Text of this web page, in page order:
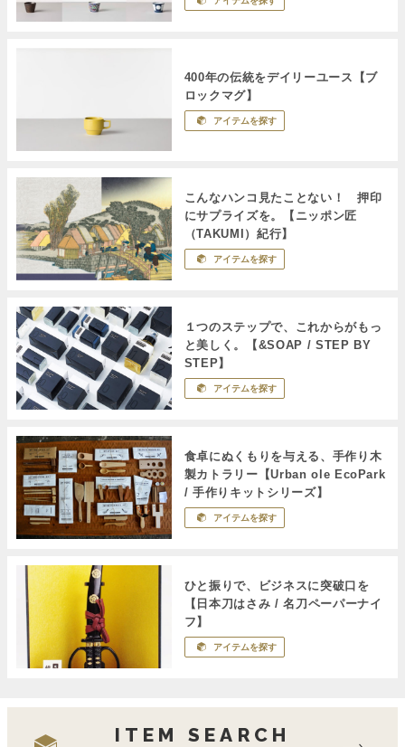
400年の伝統をデイリーユース【ブ
ロックマグ】
アイテムを探す
こんなハンコ見たことない！ 押印
にサプライズを。【ニッポン匠
（TAKUMI）紀行】
アイテムを探す
１つのステップで、これからがもっ
と美しく。【&SOAP / STEP BY
STEP】
アイテムを探す
食卓にぬくもりを与える、手作り木
製カトラリー【Urban ole EcoPark
/ 手作りキットシリーズ】
アイテムを探す
ひと振りで、ビジネスに突破口を
【日本刀はさみ / 名刀ペーパーナイ
フ】
アイテムを探す
ITEM SEARCH